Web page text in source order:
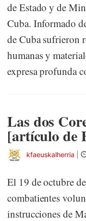
de Estado y de
Cuba. Informado
de Cuba sufrieron
humanas y
expresa profunda
Las dos
[artículo de
kfaeuskalherria
El 19 de octubre
combatientes
instrucciones de